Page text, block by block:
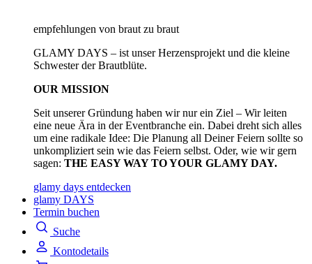
empfehlungen von braut zu braut
GLAMY DAYS – ist unser Herzensprojekt und die kleine
Schwester der Brautblüte.
OUR MISSION
Seit unserer Gründung haben wir nur ein Ziel – Wir leiten
eine neue Ära in der Eventbranche ein. Dabei dreht sich alles
um eine radikale Idee: Die Planung all Deiner Feiern sollte so
unkompliziert sein wie das Feiern selbst. Oder, wie wir gern
sagen: THE EASY WAY TO YOUR GLAMY DAY.
glamy days entdecken
glamy DAYS
Termin buchen
Suche
Kontodetails